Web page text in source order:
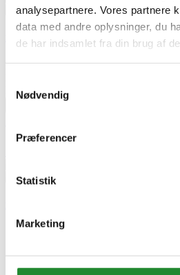
analysepartnere. Vores partnere
data med andre oplysninger, du
de har indsamlet fra din brug af
Nødvendig
Præferencer
Statistik
Marketing
NOKNOK Sikkerhedsstøvlet 8140I
Fodtøj
DKK 1.045,00
